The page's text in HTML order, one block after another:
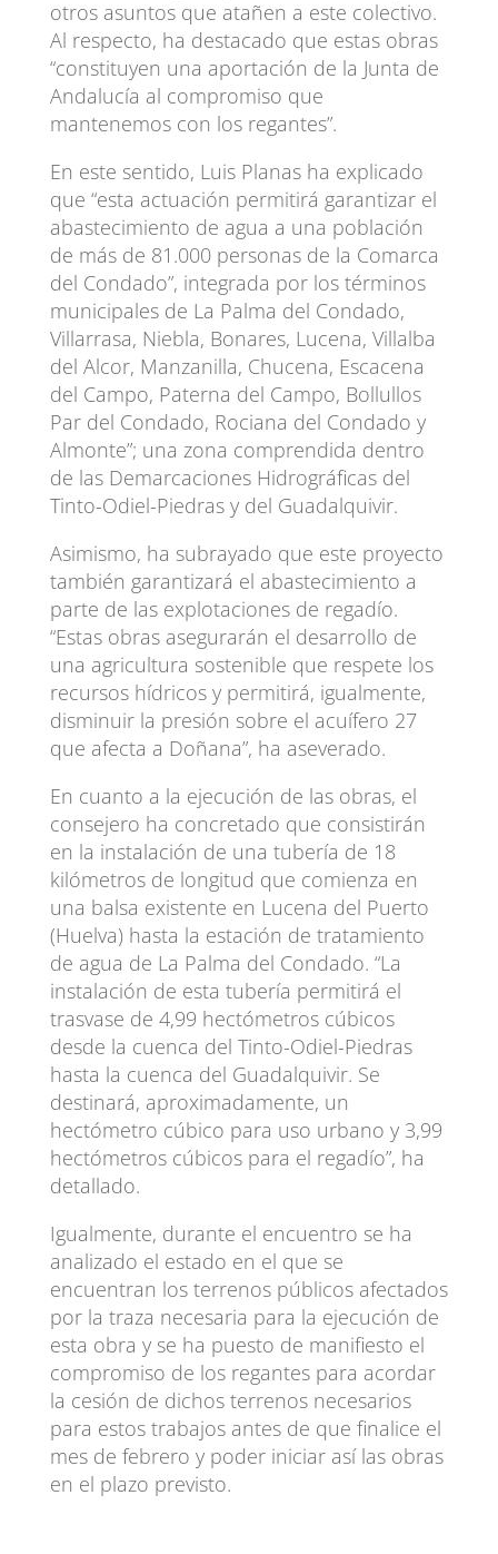
otros asuntos que atañen a este colectivo.
Al respecto, ha destacado que estas obras
“constituyen una aportación de la Junta de
Andalucía al compromiso que
mantenemos con los regantes”.
En este sentido, Luis Planas ha explicado
que “esta actuación permitirá garantizar el
abastecimiento de agua a una población
de más de 81.000 personas de la Comarca
del Condado”, integrada por los términos
municipales de La Palma del Condado,
Villarrasa, Niebla, Bonares, Lucena, Villalba
del Alcor, Manzanilla, Chucena, Escacena
del Campo, Paterna del Campo, Bollullos
Par del Condado, Rociana del Condado y
Almonte”; una zona comprendida dentro
de las Demarcaciones Hidrográficas del
Tinto-Odiel-Piedras y del Guadalquivir.
Asimismo, ha subrayado que este proyecto
también garantizará el abastecimiento a
parte de las explotaciones de regadío.
“Estas obras asegurarán el desarrollo de
una agricultura sostenible que respete los
recursos hídricos y permitirá, igualmente,
disminuir la presión sobre el acuífero 27
que afecta a Doñana”, ha aseverado.
En cuanto a la ejecución de las obras, el
consejero ha concretado que consistirán
en la instalación de una tubería de 18
kilómetros de longitud que comienza en
una balsa existente en Lucena del Puerto
(Huelva) hasta la estación de tratamiento
de agua de La Palma del Condado. “La
instalación de esta tubería permitirá el
trasvase de 4,99 hectómetros cúbicos
desde la cuenca del Tinto-Odiel-Piedras
hasta la cuenca del Guadalquivir. Se
destinará, aproximadamente, un
hectómetro cúbico para uso urbano y 3,99
hectómetros cúbicos para el regadío”, ha
detallado.
Igualmente, durante el encuentro se ha
analizado el estado en el que se
encuentran los terrenos públicos afectados
por la traza necesaria para la ejecución de
esta obra y se ha puesto de manifiesto el
compromiso de los regantes para acordar
la cesión de dichos terrenos necesarios
para estos trabajos antes de que finalice el
mes de febrero y poder iniciar así las obras
en el plazo previsto.